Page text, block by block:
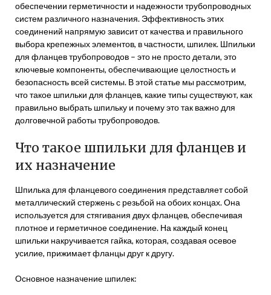
обеспечении герметичности и надежности трубопроводных
систем различного назначения. Эффективность этих
соединений напрямую зависит от качества и правильного
выбора крепежных элементов, в частности, шпилек. Шпильки
для фланцев трубопроводов – это не просто детали, это
ключевые компоненты, обеспечивающие целостность и
безопасность всей системы. В этой статье мы рассмотрим,
что такое шпильки для фланцев, какие типы существуют, как
правильно выбрать шпильку и почему это так важно для
долговечной работы трубопроводов.
Что такое шпильки для фланцев и
их назначение
Шпилька для фланцевого соединения представляет собой
металлический стержень с резьбой на обоих концах. Она
используется для стягивания двух фланцев, обеспечивая
плотное и герметичное соединение. На каждый конец
шпильки накручивается гайка, которая, создавая осевое
усилие, прижимает фланцы друг к другу.
Основное назначение шпилек: